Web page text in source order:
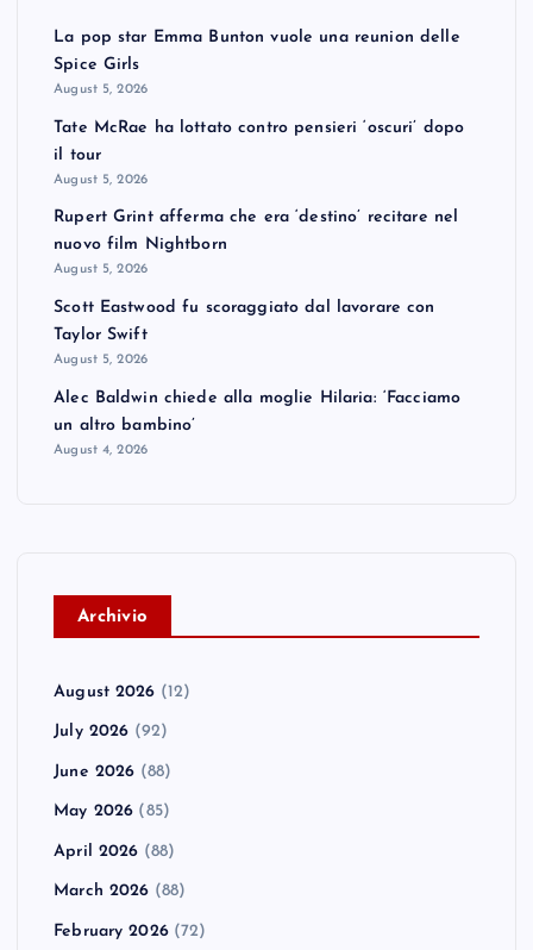
La pop star Emma Bunton vuole una reunion delle
Spice Girls
August 5, 2026
Tate McRae ha lottato contro pensieri ‘oscuri’ dopo
il tour
August 5, 2026
Rupert Grint afferma che era ‘destino’ recitare nel
nuovo film Nightborn
August 5, 2026
Scott Eastwood fu scoraggiato dal lavorare con
Taylor Swift
August 5, 2026
Alec Baldwin chiede alla moglie Hilaria: ‘Facciamo
un altro bambino’
August 4, 2026
Archivio
August 2026 (12)
July 2026 (92)
June 2026 (88)
May 2026 (85)
April 2026 (88)
March 2026 (88)
February 2026(72)